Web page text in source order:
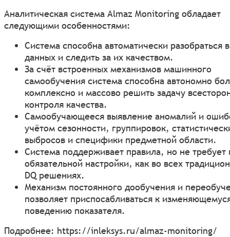
Аналитическая система Almaz Monitoring обладает
следующими особенностями:
Система способна автоматически разобраться в
данных и следить за их качеством.
За счёт встроенных механизмов машинного
самообучения система способна автономно
комплексно и массово решить задачу
контроля качества.
Самообучающееся выявление аномалий и
учётом сезонности, группировок,
выбросов и специфики предметной области.
Система поддерживает правила, но не требует
обязательной настройки, как во всех
DQ решениях.
Механизм постоянного дообучения и
позволяет приспосабливаться к
поведению показателя.
Подробнее: https://inleksys.ru/almaz-monitoring/